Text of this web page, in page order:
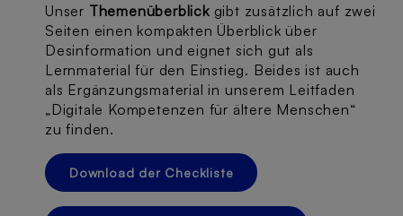
Unser Themenüberblick gibt zusätzlich auf zwei
Seiten einen kompakten Überblick über
Desinformation und eignet sich gut als
Lernmaterial für den Einstieg. Beides ist auch
als Ergänzungsmaterial in unserem Leitfaden
„Digitale Kompetenzen für ältere Menschen“
zu finden.
Download der Checkliste